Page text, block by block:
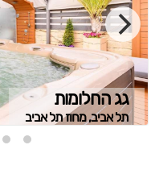
גג החלומות
תל אביב, מחוז תל אביב